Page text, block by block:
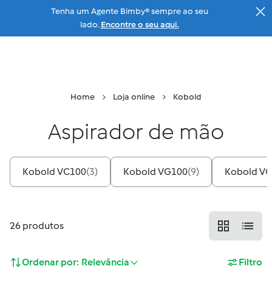
Ir para a página principal
Tenha um Agente Bimby® sempre ao seu
lado. Encontre o seu aqui.
Home Loja online Kobold
Aspirador de mão
Kobold VC100(3) Kobold VG100(9) Kobold
26 produtos
Ordenar por: Relevância Filtro